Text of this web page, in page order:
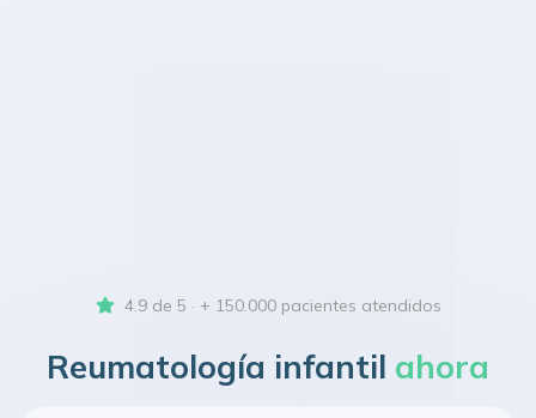
4.9 de 5 · + 150.000 pacientes atendidos
Reumatología infantil ahora